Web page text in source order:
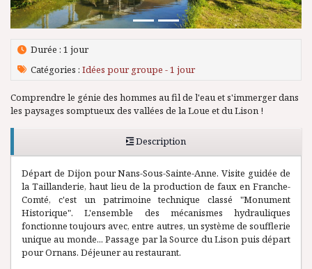
Durée : 1 jour
Catégories : Idées pour groupe - 1 jour
Comprendre le génie des hommes au fil de l'eau et s'immerger dans
les paysages somptueux des vallées de la Loue et du Lison !
Description
Départ de Dijon pour Nans-Sous-Sainte-Anne. Visite guidée de
la Taillanderie, haut lieu de la production de faux en Franche-
Comté, c'est un patrimoine technique classé "Monument
Historique". L'ensemble des mécanismes hydrauliques
fonctionne toujours avec, entre autres, un système de soufflerie
unique au monde... Passage par la Source du Lison puis départ
pour Ornans. Déjeuner au restaurant.